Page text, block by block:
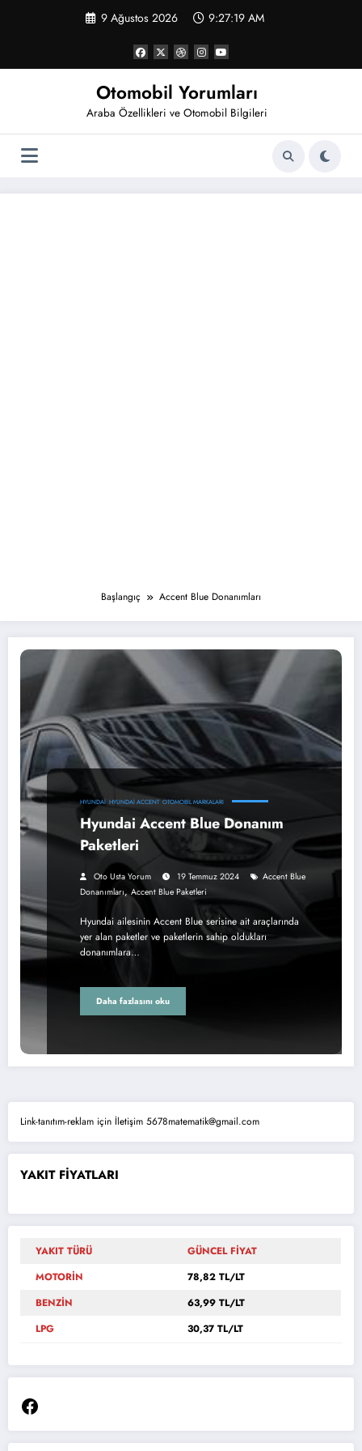
9 Ağustos 2026 9:27:19 AM
Otomobil Yorumları
Araba Özellikleri ve Otomobil Bilgileri
Başlangıç Accent Blue Donanımları
HYUNDAI HYUNDAI ACCENT OTOMOBIL MARKALARI
Hyundai Accent Blue Donanım
Paketleri
Oto Usta Yorum 19 Temmuz 2024
Accent Blue
Donanımları,Accent Blue Paketleri
Hyundai ailesinin Accent Blue serisine ait araçlarında
yer alan paketler ve paketlerin sahip oldukları
donanımlara…
Daha fazlasını oku
Link-tanıtım-reklam için İletişim 5678matematik@gmail.com
YAKIT FİYATLARI
YAKIT TÜRÜ
GÜNCEL FİYAT
MOTORİN
78,82 TL/LT
BENZİN
63,99 TL/LT
LPG
30,37 TL/LT
Facebook